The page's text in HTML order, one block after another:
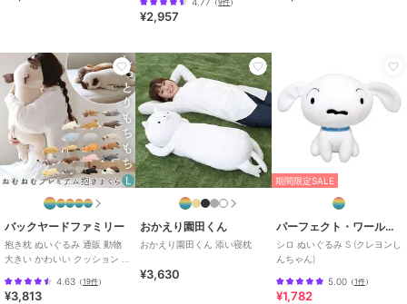
¥2,957
バックヤードファミリー
抱き枕 ぬいぐるみ 通販 動物
大きい かわいい クッション 子
4.63 （19件）
¥3,813
おかえり園田くん
おかえり園田くん 添い寝枕
¥3,630
期間限定SALE
パーフェクト・ワールド・トーキョー
シロ ぬいぐるみ S (クレヨンし
んちゃん)
5.00（1件）
¥1,782